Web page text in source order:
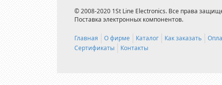
© 2008-2020 1St Line Electronics. Все права
Поставка электронных компонентов.
Главная О фирме Каталог Как заказать
Сертификаты
Контакты